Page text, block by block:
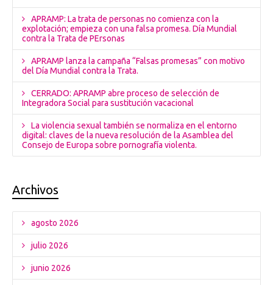
APRAMP: La trata de personas no comienza con la
explotación; empieza con una falsa promesa. Día Mundial
contra la Trata de PErsonas
APRAMP lanza la campaña “Falsas promesas” con motivo
del Día Mundial contra la Trata.
CERRADO: APRAMP abre proceso de selección de
Integradora Social para sustitución vacacional
La violencia sexual también se normaliza en el entorno
digital: claves de la nueva resolución de la Asamblea del
Consejo de Europa sobre pornografía violenta.
Archivos
agosto 2026
julio 2026
junio 2026